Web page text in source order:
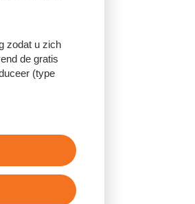
zodat u zich
de gratis
(type